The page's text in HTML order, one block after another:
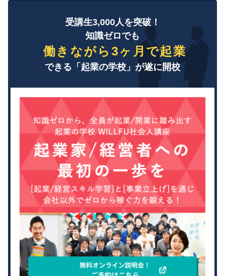
受講生3,000人を突破！
知識ゼロでも
働きながら3ヶ月で起業
できる「起業の学校」が遂に開校